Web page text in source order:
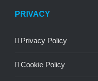
PRIVACY
Privacy Policy
Cookie Policy